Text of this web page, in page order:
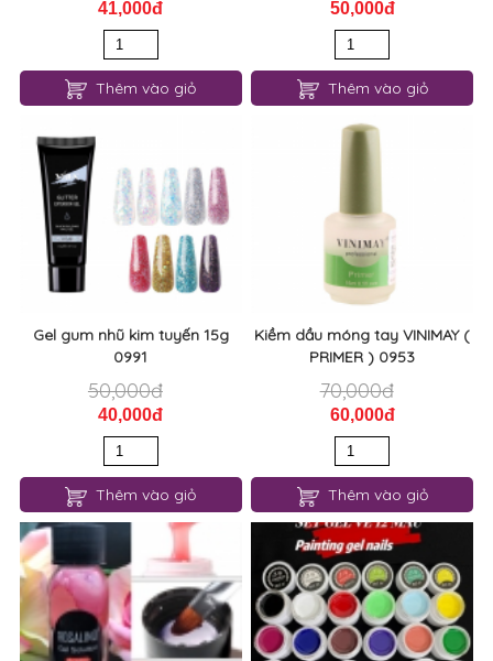
41,000đ
Thêm vào giỏ
50,000đ
Thêm vào giỏ
Gel gum nhũ kim tuyến 15g
0991
50,000đ
40,000đ
Thêm vào giỏ
Kiềm dầu móng tay VINIMAY (
PRIMER ) 0953
70,000đ
60,000đ
Thêm vào giỏ